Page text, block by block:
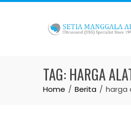
Skip
TAG: HARGA
Home Berita harga